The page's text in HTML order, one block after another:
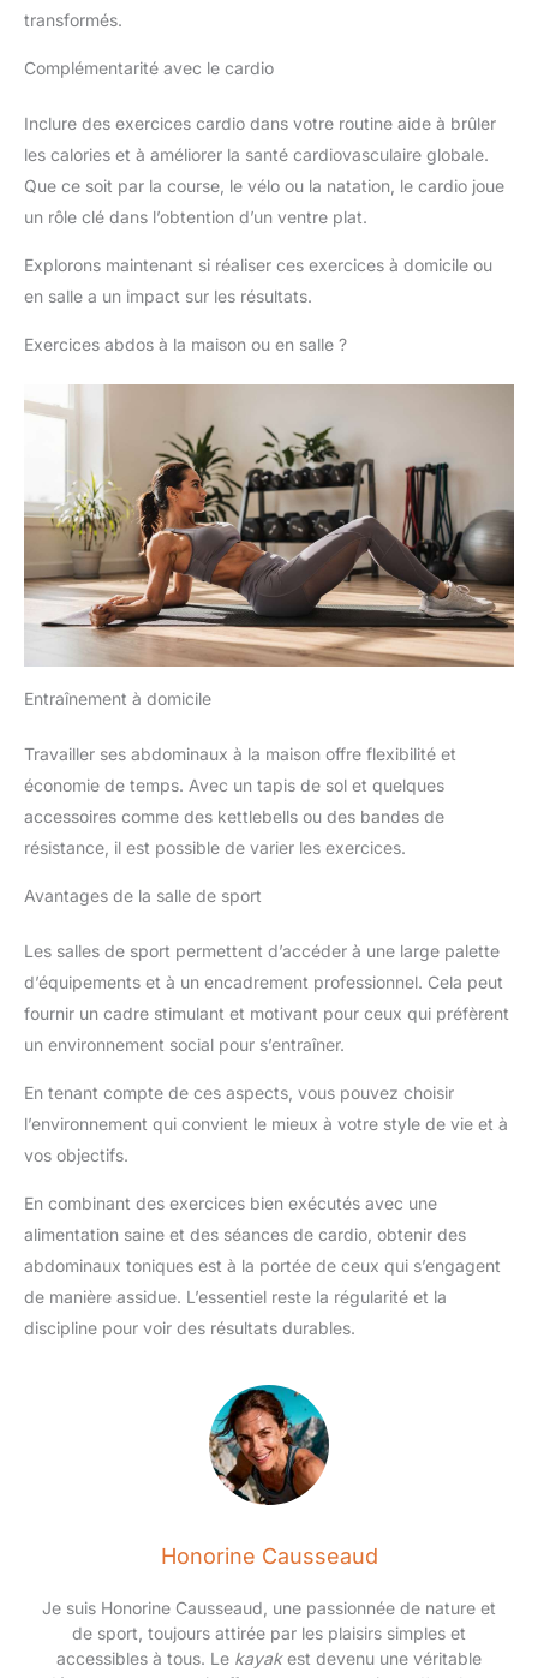
transformés.
Complémentarité avec le cardio
Inclure des exercices cardio dans votre routine aide à brûler
les calories et à améliorer la santé cardiovasculaire globale.
Que ce soit par la course, le vélo ou la natation, le cardio joue
un rôle clé dans l’obtention d’un ventre plat.
Explorons maintenant si réaliser ces exercices à domicile ou
en salle a un impact sur les résultats.
Exercices abdos à la maison ou en salle ?
Entraînement à domicile
Travailler ses abdominaux à la maison offre flexibilité et
économie de temps. Avec un tapis de sol et quelques
accessoires comme des kettlebells ou des bandes de
résistance, il est possible de varier les exercices.
Avantages de la salle de sport
Les salles de sport permettent d’accéder à une large palette
d’équipements et à un encadrement professionnel. Cela peut
fournir un cadre stimulant et motivant pour ceux qui préfèrent
un environnement social pour s’entraîner.
En tenant compte de ces aspects, vous pouvez choisir
l’environnement qui convient le mieux à votre style de vie et à
vos objectifs.
En combinant des exercices bien exécutés avec une
alimentation saine et des séances de cardio, obtenir des
abdominaux toniques est à la portée de ceux qui s’engagent
de manière assidue. L’essentiel reste la régularité et la
discipline pour voir des résultats durables.
Honorine Causseaud
Je suis Honorine Causseaud, une passionnée de nature et
de sport, toujours attirée par les plaisirs simples et
accessibles à tous. Le kayakest devenu une véritable